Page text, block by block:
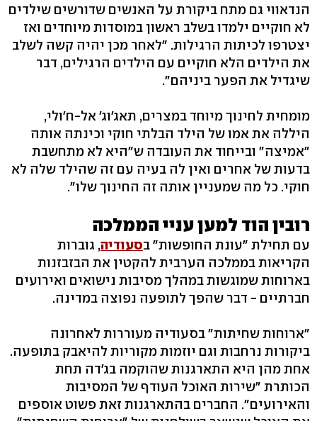
הנדאווי גם מתח ביקורת על האנשים שדורשים שילדים
לא חוקיים ילמדו בשלב ראשון במוסדות מיוחדים ואז
יצטרפו לכיתות הרגילות. "לאחר מכן יהיה קשה לשלב
את הילדים הלא חוקיים עם הילדים הרגילים, דבר
שיגדיל את הפער ביניהם".
מומחית לחינוך מיוחד במצרים, תאג'וג' אל-ח'ולי,
היללה את אמו של הילד הבלתי חוקי וכינתה אותה
"אמיצה" ובייחוד את העובדה ש"היא לא מתחשבת
בדעות של אחרים ואין לה בעיה עם זה שהילד שלה לא
חוקי. כל מה שמעניין אותה זה החינוך שלו".
רובין הוד למען עניי הממלכה
עם תחילת "עונת החופשות" בסעודיה, גוברות
הקריאות בממלכה הערבית להקטין את הבזבזנות
בארוחות שמוגשות במהלך מסיבות נישואים ואירועים
חברתיים - דבר שהפך לתופעה נפוצה במדינה.
"ארוחות שחיתות" בסעודיה מעוררות לאחרונה
ביקורות נרחבות וגם יוזמות מקוריות להיאבק בתופעה.
אחת מהן היא התארגנות שהוקמה בג'דה תחת
הכותרת "שירות האוכל העודף של המסיבות
והאירועים". החברים בהתארגנות זאת פשוט אוספים